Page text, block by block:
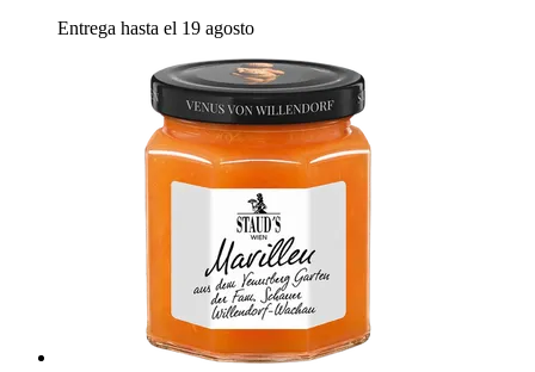
Entrega hasta el 19 agosto